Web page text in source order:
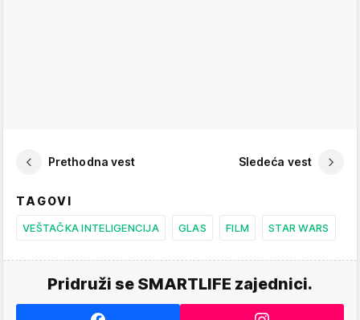
Prethodna vest Sledeća vest
TAGOVI
VEŠTAČKA INTELIGENCIJA GLAS FILM STAR WARS
Pridruži se SMARTLIFE zajednici.